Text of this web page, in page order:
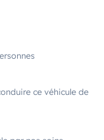
ce véhicule de